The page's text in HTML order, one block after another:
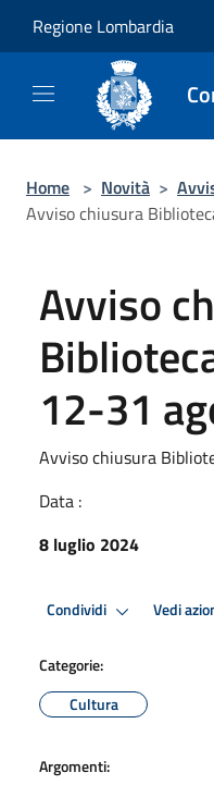
Regione Lombardia
Home > Novità >
Avviso chiusura
Avviso
12-31
Avviso chiusura
Data :
8 luglio 2024
Condividi Vedi
Categorie:
Cultura
Argomenti: